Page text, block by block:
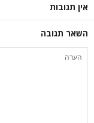
אין תגובות
השאר תגובה